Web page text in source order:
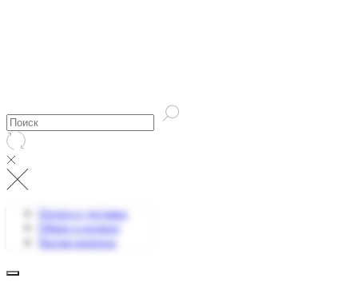
Оплата и доставка
Обмен и возврат
Частые вопросы